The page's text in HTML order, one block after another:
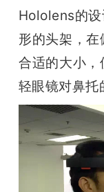
Hololens的
形的头架，
合适的大小
轻眼镜对鼻托